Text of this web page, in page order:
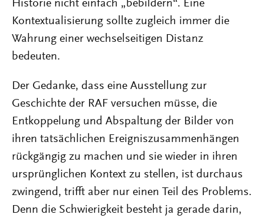
Historie nicht einfach „bebildern“. Eine
Kontextualisierung sollte zugleich immer die
Wahrung einer wechselseitigen Distanz
bedeuten.
Der Gedanke, dass eine Ausstellung zur
Geschichte der RAF versuchen müsse, die
Entkoppelung und Abspaltung der Bilder von
ihren tatsächlichen Ereigniszusammenhängen
rückgängig zu machen und sie wieder in ihren
ursprünglichen Kontext zu stellen, ist durchaus
zwingend, trifft aber nur einen Teil des Problems.
Denn die Schwierigkeit besteht ja gerade darin,